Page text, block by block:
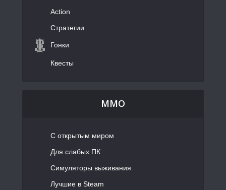
Action
Стратегии
Гонки
Квесты
MMO
С открытым миром
Для слабых ПК
Симуляторы выживания
Лучшие в Steam